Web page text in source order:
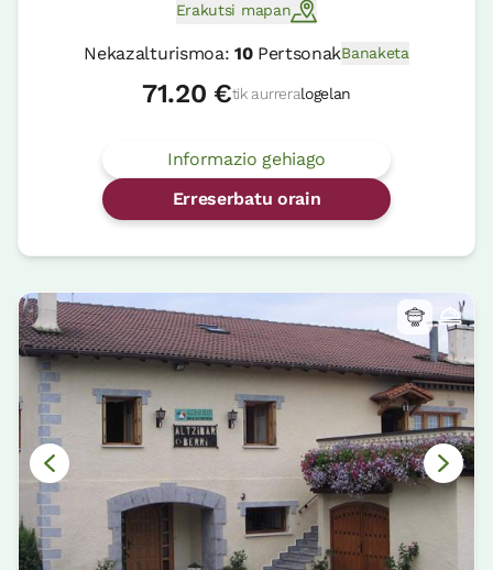
Erakutsi mapan
Nekazalturismoa: 10PertsonakBanaketa
71.20 €tik aurreralogelan
Informazio gehiago
Erreserbatu orain